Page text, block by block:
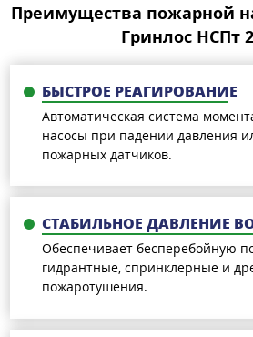
Преимущества пожарной
Гринлос НСПт
БЫСТРОЕ РЕАГИРОВАНИЕ
Автоматическая система
насосы при падении давления
пожарных датчиков.
СТАБИЛЬНОЕ ДАВЛЕНИЕ
Обеспечивает бесперебойную
гидрантные, спринклерные и
пожаротушения.